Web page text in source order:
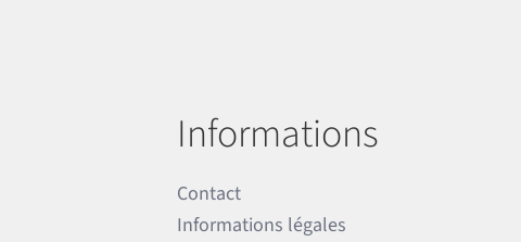
Informations
Contact
Informations légales